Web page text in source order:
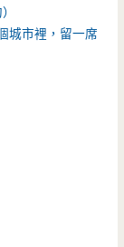
城市裡，留一席